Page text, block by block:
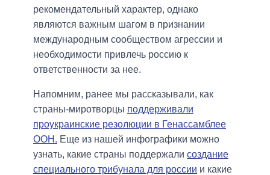
рекомендательный характер, однако
являются важным шагом в признании
международным сообществом агрессии и
необходимости привлечь россию к
ответственности за нее.
Напомним, ранее мы рассказывали, как
страны-миротворцы поддерживали
проукраинские резолюции в Генассамблее
ООН. Еще из нашей инфографики можно
узнать, какие страны поддержали создание
специального трибунала для россии и какие